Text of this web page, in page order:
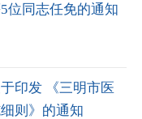
位同志任免的通知
印发 《三明市医
则》的通知